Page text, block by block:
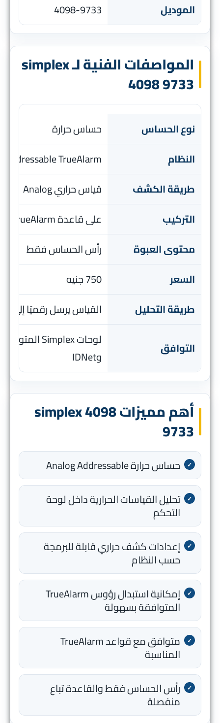
الموديل
4098-9733
المواصفات الفنية لـ simplex
4098 9733
نوع الحساس
حساس حرارة
النظام
Addressable TrueAlarm
طريقة الكشف
قياس حراري Analog
التركيب
على قاعدة TrueAlarm متوافقة
محتوى العبوة
رأس الحساس فقط
السعر
750 جنيه
طريقة التحليل
القياس يرسل رقميًا إلى
التوافق وIDNet
أهم مميزات simplex 4098
9733
حساس حرارة Analog Addressable
تحليل القياسات الحرارية داخل لوحة
التحكم
إعدادات كشف حراري قابلة للبرمجة
حسب النظام
إمكانية استبدال رؤوس TrueAlarm
المتوافقة بسهولة
متوافق مع قواعد TrueAlarm
المناسبة
رأس الحساس فقط والقاعدة تباع
منفصلة